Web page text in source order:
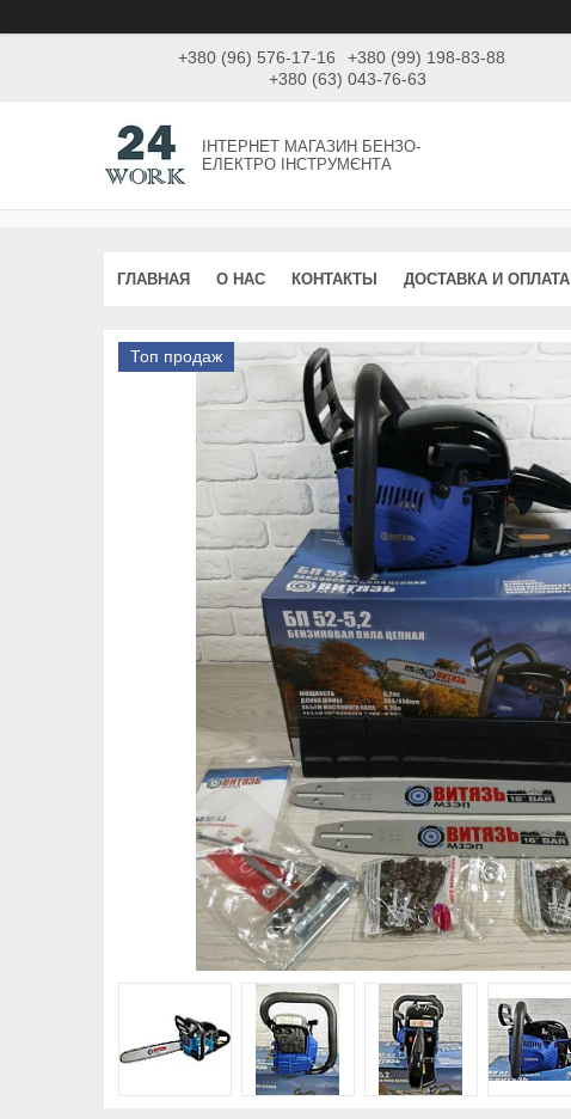
+380 (96) 576-17-16
+380 (99) 198-83-88
+380 (63) 043-76-63
ІНТЕРНЕТ МАГАЗИН БЕНЗО-
ЕЛЕКТРО ІНСТРУМЄНТА
ГЛАВНАЯ О НАС КОНТАКТЫ ДОСТАВКА И ОПЛАТА
Топ продаж